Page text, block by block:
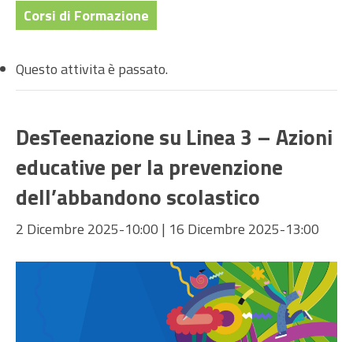
Corsi di Formazione
Questo attivita è passato.
DesTeenazione su Linea 3 – Azioni
educative per la prevenzione
dell’abbandono scolastico
2 Dicembre 2025-10:00 | 16 Dicembre 2025-13:00